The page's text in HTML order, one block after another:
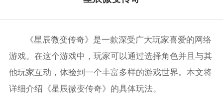
《星辰微变传奇》是一款深受广大玩家喜爱的网络
游戏。在这个游戏中，玩家可以通过选择角色并且与其
他玩家互动，体验到一个丰富多样的游戏世界。本文将
详细介绍《星辰微变传奇》的具体玩法。